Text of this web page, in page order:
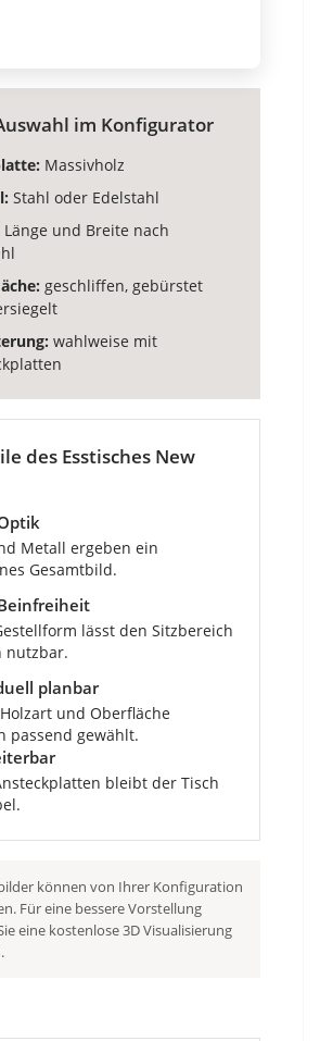
im Konfigurator
Massivholz
Stahl oder Edelstahl
Länge und Breite nach
geschliffen, gebürstet
wahlweise mit
des Esstisches New
Metall ergeben ein
Gesamtbild.
lässt den Sitzbereich
nutzbar.
planbar
und Oberfläche
passend gewählt.
bleibt der Tisch
können von Ihrer Konfiguration
Für eine bessere Vorstellung
eine kostenlose 3D Visualisierung